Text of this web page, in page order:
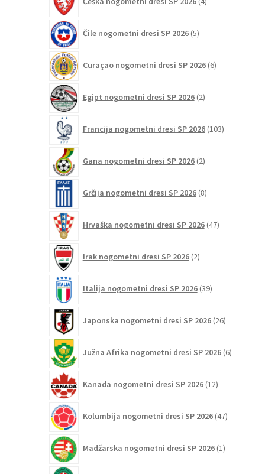
izdelki
Čile nogometni dresi SP 2026 5izdelkov
Curaçao nogometni dresi SP 2026 6izdelkov
Egipt nogometni dresi SP 2026 2izdelka
Francija nogometni dresi SP 2026 103izdelki
Gana nogometni dresi SP 2026 2izdelka
Grčija nogometni dresi SP 2026 8izdelkov
Hrvaška nogometni dresi SP 2026 47izdelkov
Irak nogometni dresi SP 2026 2izdelka
Italija nogometni dresi SP 2026 39izdelkov
Japonska nogometni dresi SP 2026 26izdelkov
Južna Afrika nogometni dresi SP 2026 6izdelkov
Kanada nogometni dresi SP 2026 12izdelkov
Kolumbija nogometni dresi SP 2026 47izdelkov
Madžarska nogometni dresi SP 2026 1izdelek